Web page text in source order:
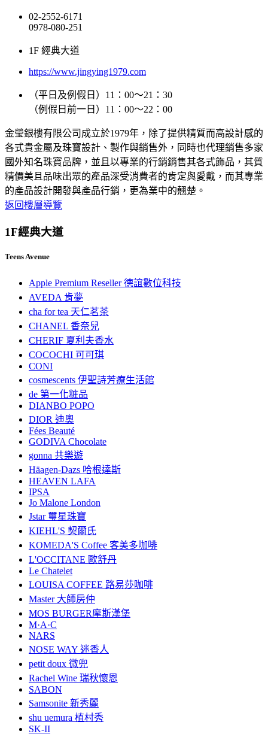
02-2552-6171
0978-080-251
1F 經典大道
https://www.jingying1979.com
（平日及例假日）11：00～21：30
（例假日前一日）11：00～22：00
金瑩銀樓有限公司成立於1979年，除了提供精質而高設計感的
各式貴金屬及珠寶設計、製作與銷售外，同時也代理銷售多家
國外知名珠寶品牌，並且以專業的行銷銷售其各式飾品，其質
精價美且品味出眾的產品深受消費者的肯定與愛戴，而其專業
的產品設計開發與產品行銷，更為業中的翹楚。
返回樓層導覽
1F經典大道
Teens Avenue
Apple Premium Reseller 德誼數位科技
AVEDA 肯夢
cha for tea 天仁茗茶
CHANEL 香奈兒
CHERIF 夏利夫香水
COCOCHI 可可琪
CONI
cosmescents 伊聖詩芳療生活館
de 第一化粧品
DIANBO POPO
DIOR 迪奧
Fées Beauté
GODIVA Chocolate
gonna 共樂遊
Häagen-Dazs 哈根達斯
HEAVEN LAFA
IPSA
Jo Malone London
Jstar 璽星珠寶
KIEHL'S 契爾氏
KOMEDA'S Coffee 客美多咖啡
L'OCCITANE 歐舒丹
Le Chatelet
LOUISA COFFEE 路易莎咖啡
Master 大師房仲
MOS BURGER摩斯漢堡
M·A·C
NARS
NOSE WAY 迷香人
petit doux 微兜
Rachel Wine 瑞秋懷恩
SABON
Samsonite 新秀麗
shu uemura 植村秀
SK-II